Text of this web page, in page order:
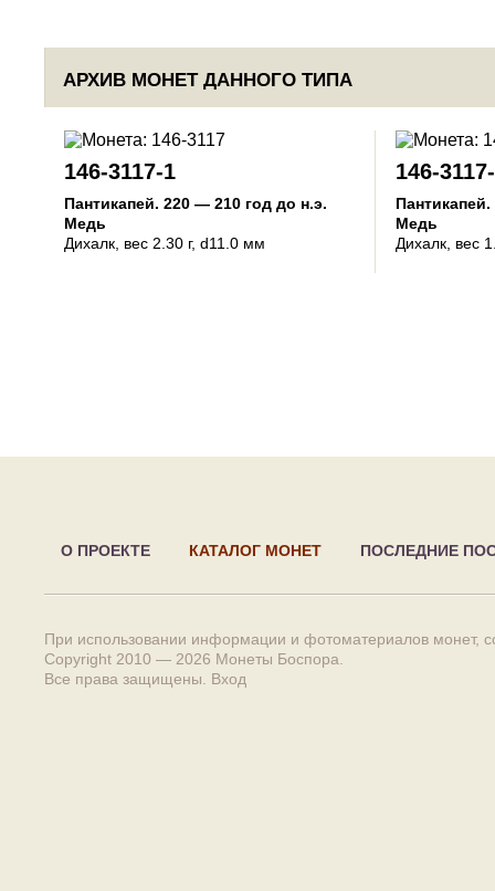
АРХИВ МОНЕТ ДАННОГО ТИПА
146-3117-1
Пантикапей. 220 — 210 год до н.э.
Медь
Дихалк , вес 2.30 г, d11.0 мм
146-
Пантикапей.
Медь
Дихалк , вес
О ПРОЕКТЕ КАТАЛОГ МОНЕТ ПОСЛЕДНИЕ
При использовании информации и фотоматериалов монет,
Copyright 2010 — 2026 Монеты Боспора
Все права защищены. Вход